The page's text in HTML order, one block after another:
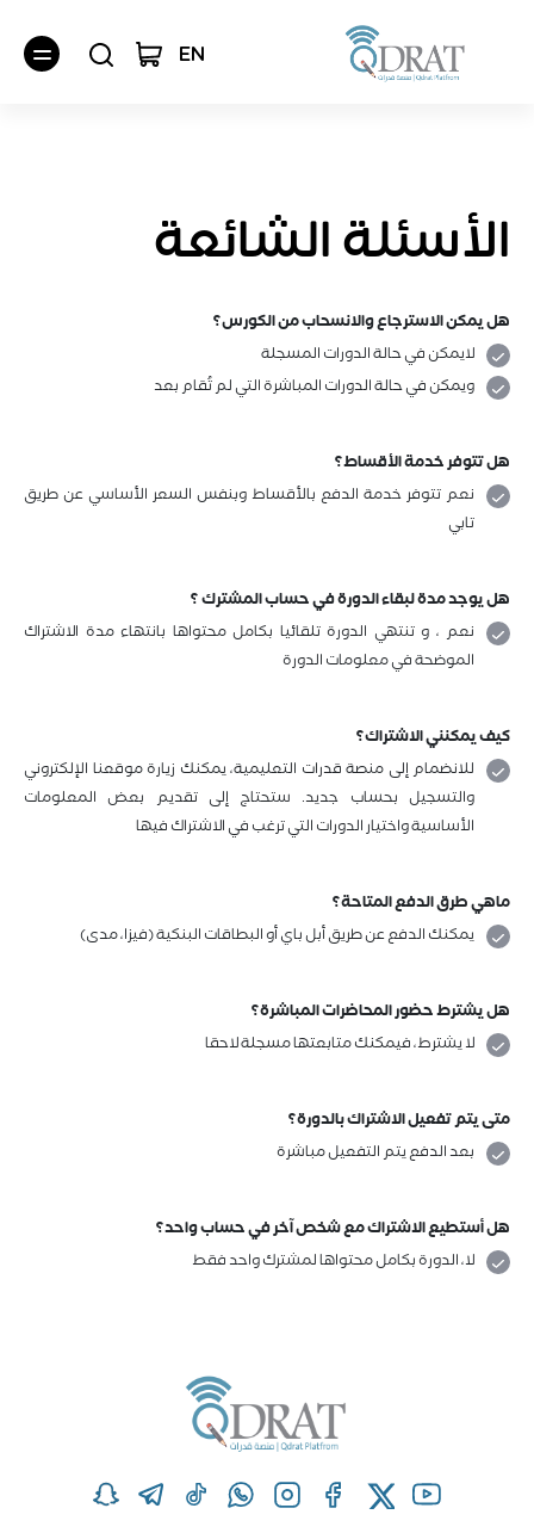
جميع الدروس
الرخص المهنية للمعلمين
دروس القدرات
التحصيلي
دبلومات | 3 أشهر
EN
الأسئلة الشائعة
هل يمكن الاسترجاع والانسحاب من الكورس؟
لايمكن في حالة الدورات المسجلة
ويمكن في حالة الدورات المباشرة التي لم تُقام بعد
هل تتوفر خدمة الأقساط؟
نعم تتوفر خدمة الدفع بالأقساط وبنفس السعر الأساسي عن طريق
تابي
هل يوجد مدة لبقاء الدورة في حساب المشترك ؟
نعم ، و تنتهي الدورة تلقائيا بكامل محتواها بانتهاء مدة الاشتراك
الموضحة في معلومات الدورة
كيف يمكنني الاشتراك؟
للانضمام إلى منصة قدرات التعليمية، يمكنك زيارة موقعنا الإلكتروني
والتسجيل بحساب جديد. ستحتاج إلى تقديم بعض المعلومات
الأساسية واختيار الدورات التي ترغب في الاشتراك فيها
ماهي طرق الدفع المتاحة؟
يمكنك الدفع عن طريق أبل باي أو البطاقات البنكية (فيزا، مدى)
هل يشترط حضور المحاضرات المباشرة؟
لا يشترط، فيمكنك متابعتها مسجلة لاحقا
متى يتم تفعيل الاشتراك بالدورة؟
بعد الدفع يتم التفعيل مباشرة
هل أستطيع الاشتراك مع شخص آخر في حساب واحد؟
لا، الدورة بكامل محتواها لمشترك واحد فقط